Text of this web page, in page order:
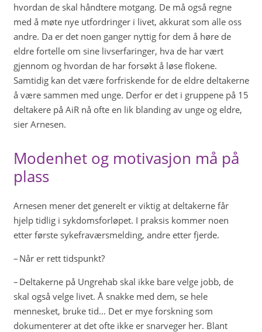
hvordan de skal håndtere motgang. De må også regne
med å møte nye utfordringer i livet, akkurat som alle oss
andre. Da er det noen ganger nyttig for dem å høre de
eldre fortelle om sine livserfaringer, hva de har vært
gjennom og hvordan de har forsøkt å løse flokene.
Samtidig kan det være forfriskende for de eldre deltakerne
å være sammen med unge. Derfor er det i gruppene på 15
deltakere på AiR nå ofte en lik blanding av unge og eldre,
sier Arnesen.
Modenhet og motivasjon må på
plass
Arnesen mener det generelt er viktig at deltakerne får
hjelp tidlig i sykdomsforløpet. I praksis kommer noen
etter første sykefraværsmelding, andre etter fjerde.
– Når er rett tidspunkt?
– Deltakerne på Ungrehab skal ikke bare velge jobb, de
skal også velge livet. Å snakke med dem, se hele
mennesket, bruke tid… Det er mye forskning som
dokumenterer at det ofte ikke er snarveger her. Blant